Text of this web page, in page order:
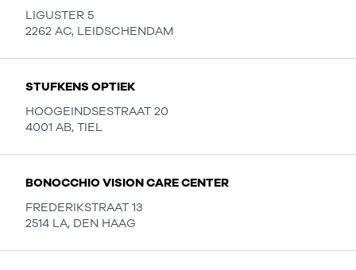
LIGUSTER 5
2262 AC, LEIDSCHENDAM
STUFKENS OPTIEK
HOOGEINDSESTRAAT 20
4001 AB, TIEL
BONOCCHIO VISION CARE CENTER
FREDERIKSTRAAT 13
2514 LA, DEN HAAG